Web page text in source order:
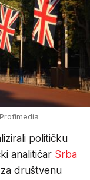
političku
analitičar Srba
društvenu